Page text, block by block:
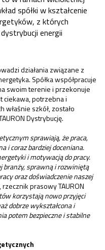
spółki w kształcenie
z których
energii
działania związane z
Spółka współpracuje
swoim terenie i przekonuje
ciekawa, potrzebna i
szkół, zostało
Dystrybucję.
sprawiają, że praca,
i coraz bardziej doceniana.
i motywacją do pracy.
branży, sprawną i rozwiniętą
oraz doświadczenie naszej
, rzecznik prasowy TAURON
korzystają nowo przyjęci
dobrze wykształcona i
potem bezpieczne i stabilne